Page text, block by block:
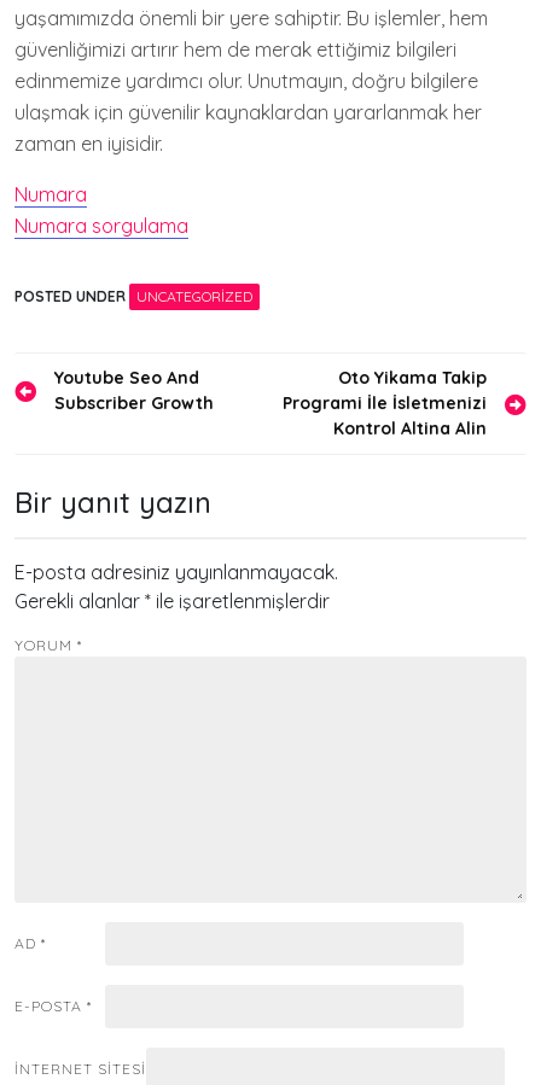
yaşamımızda önemli bir yere sahiptir. Bu işlemler, hem
güvenliğimizi artırır hem de merak ettiğimiz bilgileri
edinmemize yardımcı olur. Unutmayın, doğru bilgilere
ulaşmak için güvenilir kaynaklardan yararlanmak her
zaman en iyisidir.
Numara
Numara sorgulama
POSTED UNDER UNCATEGORIZED
Yazı
gezinmesi
Youtube Seo And
Subscriber Growth
Oto Yikama Takip
Programi İle İsletmenizi
Kontrol Altina Alin
Bir yanıt yazın
E-posta adresiniz yayınlanmayacak.
Gerekli alanlar * ile işaretlenmişlerdir
YORUM *
AD *
E-POSTA *
İNTERNET SITESI